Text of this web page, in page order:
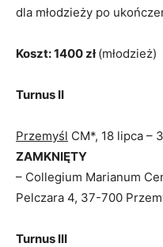
dla młodzieży po
Koszt: 1400 zł(młodzież)
Turnus II
Przemyśl CM*, 18 lipca –
ZAMKNIĘTY
– Collegium Marianum
Pelczara 4, 37-700
Turnus III